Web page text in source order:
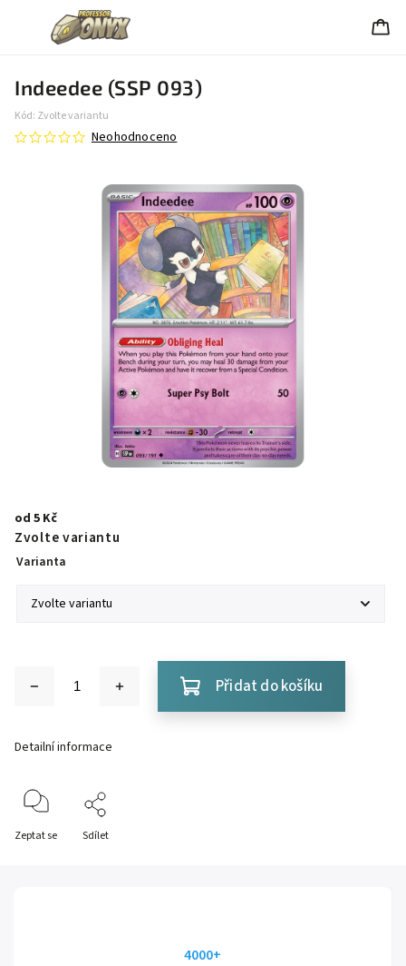
Indeedee (SSP 093)
Kód: Zvolte variantu
Neohodnoceno
od 5 Kč
Zvolte variantu
Varianta
Přidat do košíku
Detailní informace
Zeptat se Sdílet
4000+